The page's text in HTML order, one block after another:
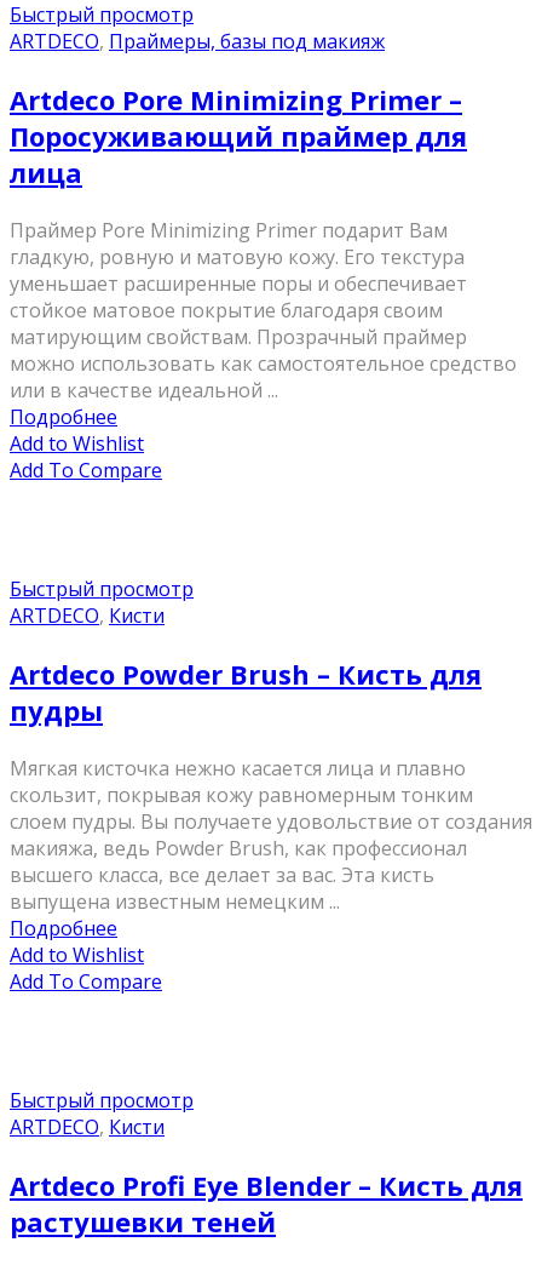
Быстрый просмотр
ARTDECO, Праймеры, базы под макияж
Artdeco Pore Minimizing Primer –
Поросуживающий праймер для
лица
Праймер Pore Minimizing Primer подарит Вам
гладкую, ровную и матовую кожу. Его текстура
уменьшает расширенные поры и обеспечивает
стойкое матовое покрытие благодаря своим
матирующим свойствам. Прозрачный праймер
можно использовать как самостоятельное средство
или в качестве идеальной ...
Подробнее
Add to Wishlist
Add To Compare
Быстрый просмотр
ARTDECO, Кисти
Artdeco Powder Brush – Кисть для
пудры
Мягкая кисточка нежно касается лица и плавно
скользит, покрывая кожу равномерным тонким
слоем пудры. Вы получаете удовольствие от создания
макияжа, ведь Powder Brush, как профессионал
высшего класса, все делает за вас. Эта кисть
выпущена известным немецким ...
Подробнее
Add to Wishlist
Add To Compare
Быстрый просмотр
ARTDECO, Кисти
Artdeco Profi Eye Blender – Кисть для
растушевки теней